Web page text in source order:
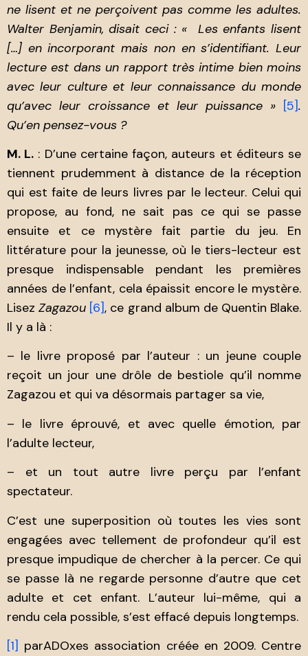
ne lisent et ne perçoivent pas comme les adultes.
Walter Benjamin, disait ceci : « Les enfants lisent
[…] en incorporant mais non en s’identifiant. Leur
lecture est dans un rapport très intime bien moins
avec leur culture et leur connaissance du monde
qu’avec leur croissance et leur puissance » [5].
Qu’en pensez-vous ?
M. L. : D’une certaine façon, auteurs et éditeurs se
tiennent prudemment à distance de la réception
qui est faite de leurs livres par le lecteur. Celui qui
propose, au fond, ne sait pas ce qui se passe
ensuite et ce mystère fait partie du jeu. En
littérature pour la jeunesse, où le tiers-lecteur est
presque indispensable pendant les premières
années de l’enfant, cela épaissit encore le mystère.
LisezZagazou [6], ce grand album de Quentin Blake.
Il y a là :
– le livre proposé par l’auteur : un jeune couple
reçoit un jour une drôle de bestiole qu’il nomme
Zagazou et qui va désormais partager sa vie,
– le livre éprouvé, et avec quelle émotion, par
l’adulte lecteur,
– et un tout autre livre perçu par l’enfant
spectateur.
C’est une superposition où toutes les vies sont
engagées avec tellement de profondeur qu’il est
presque impudique de chercher à la percer. Ce qui
se passe là ne regarde personne d’autre que cet
adulte et cet enfant. L’auteur lui-même, qui a
rendu cela possible, s’est effacé depuis longtemps.
[1] parADOxes association créée en 2009. Centre